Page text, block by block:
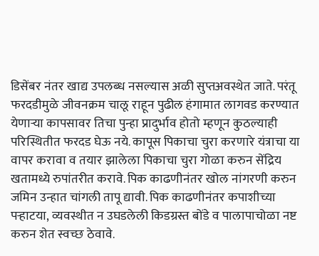
डिसेंबर नंतर खाद्य उपलब्‍ध नसल्यास अळी सुप्तअवस्थेत जाते. परंतू
फरदडीमुळे जीवनक्रम चालू राहून पुढील हंगामात लागवड करण्यात
येणाऱ्या कापसावर तिचा पुन्हा प्रादुर्भाव होतो म्हणून कुठल्याही
परिस्थितीत फरदड घेऊ नये. कापूस पिकाचा चुरा करणारे यंत्राचा या
वापर करावा व तयार झालेला पिकाचा चुरा गोळा करुन सेंद्रिय
खतामध्ये रुपांतरीत करावे. पिक काढणीनंतर खोल नांगरणी करुन
जमिन उन्हात चांगली तापू द्यावी. पिक काढणीनंतर कपाशीच्या
पऱ्हाटया, व्यवस्थीत न उघडलेली किडग्रस्त बोंडे व पालापाचोळा नष्ट
करुन शेत स्वच्छ ठेवावे.